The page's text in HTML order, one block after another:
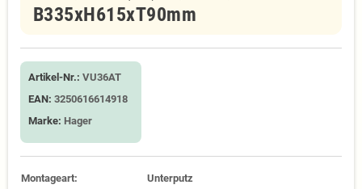
B335xH615xT90mm
Artikel-Nr.: VU36AT
EAN: 3250616614918
Marke: Hager
Montageart:
Unterputz